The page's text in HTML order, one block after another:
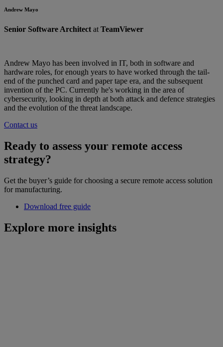
Andrew Mayo
Senior Software Architect at TeamViewer
Andrew Mayo has been involved in IT, both in software and
hardware roles, for enough years to have worked through the tail-
end of the punched card and paper tape era, and the subsequent
invention of the PC. Currently he's working in the area of
cybersecurity, looking in depth at both attack and defence strategies
and the evolution of the threat landscape.
Contact us
Ready to assess your remote access
strategy?
Get the buyer’s guide for choosing a secure remote access solution
for manufacturing.
Download free guide
Explore more insights